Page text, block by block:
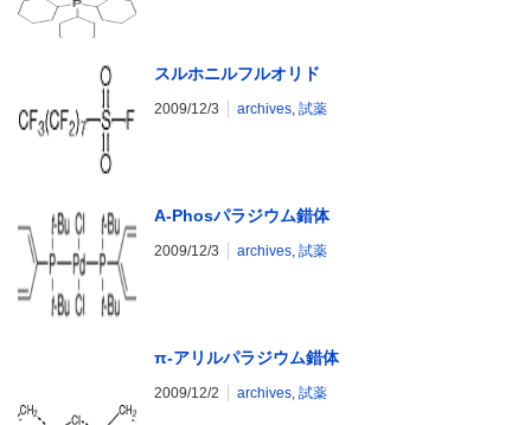
スルホニルフルオリド
2009/12/3 archives, 試薬
A-Phosパラジウム錯体
2009/12/3 archives, 試薬
π-アリルパラジウム錯体
2009/12/2 archives, 試薬